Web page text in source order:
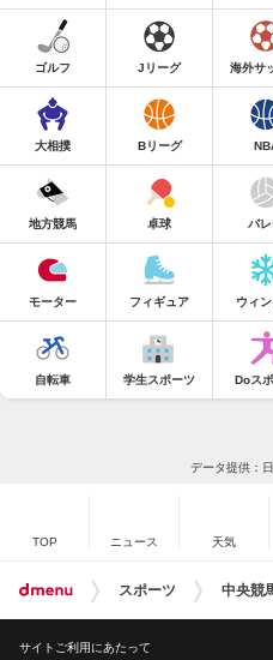
ゴルフ Jリーグ 海外サ
大相撲 Bリーグ
地方競馬 卓球 バ
モーター フィギュア ウィ
自転車 学生スポーツ Doス
データ提供：
TOP ニュース 天気
スポーツ 中央競
サイトご利用にあたって